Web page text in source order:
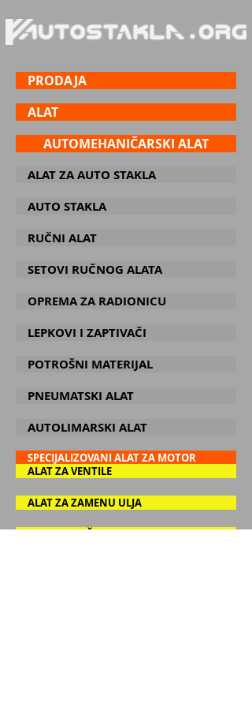
PRODAJA
ALAT
AUTOMEHANIČARSKI ALAT
ALAT ZA AUTO STAKLA
AUTO STAKLA
RUČNI ALAT
SETOVI RUČNOG ALATA
OPREMA ZA RADIONICU
LEPKOVI I ZAPTIVAČI
POTROŠNI MATERIJAL
PNEUMATSKI ALAT
AUTOLIMARSKI ALAT
SPECIJALIZOVANI ALAT ZA MOTOR
ALAT ZA VENTILE
ALAT ZA ZAMENU ULJA
ALAT ZA KOČNICE